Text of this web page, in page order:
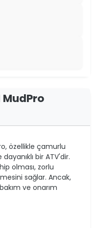
MudPro
özellikle çamurlu
bir ATV'dir.
olması, zorlu
sağlar. Ancak,
ve onarım